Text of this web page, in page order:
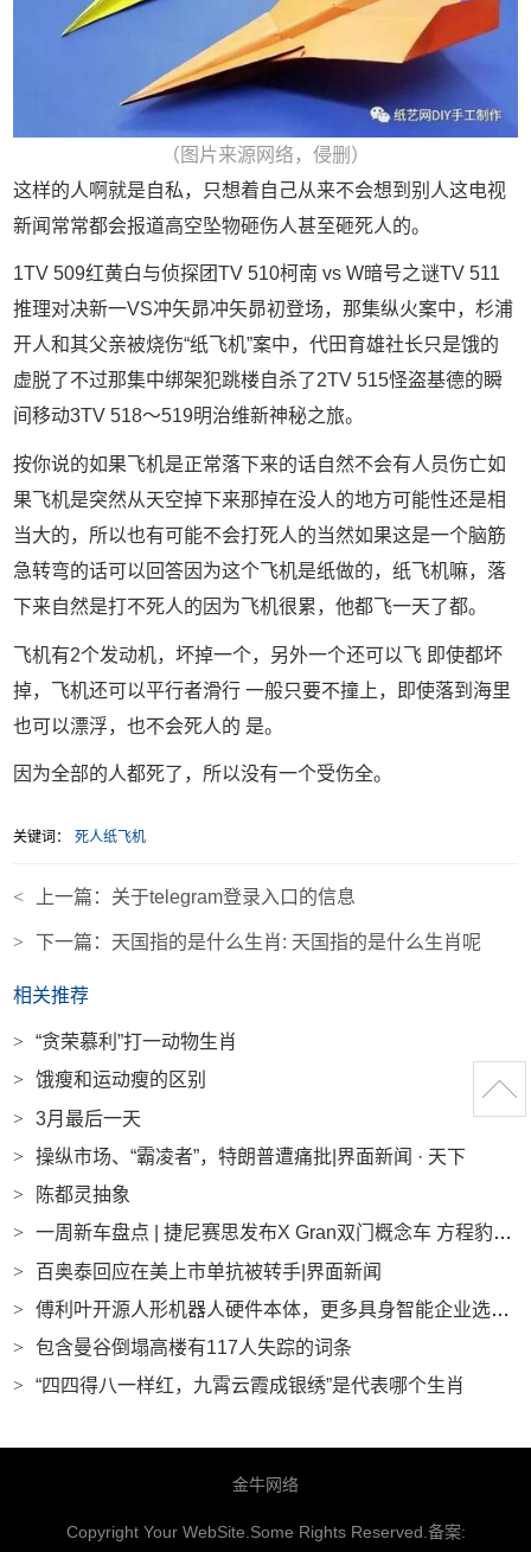
（图片来源网络，侵删）
这样的人啊就是自私，只想着自己从来不会想到别人这电视
新闻常常都会报道高空坠物砸伤人甚至砸死人的。
1TV 509红黄白与侦探团TV 510柯南 vs W暗号之谜TV 511
推理对决新一VS冲矢昴冲矢昴初登场，那集纵火案中，杉浦
开人和其父亲被烧伤“纸飞机”案中，代田育雄社长只是饿的
虚脱了不过那集中绑架犯跳楼自杀了2TV 515怪盗基德的瞬
间移动3TV 518～519明治维新神秘之旅。
按你说的如果飞机是正常落下来的话自然不会有人员伤亡如
果飞机是突然从天空掉下来那掉在没人的地方可能性还是相
当大的，所以也有可能不会打死人的当然如果这是一个脑筋
急转弯的话可以回答因为这个飞机是纸做的，纸飞机嘛，落
下来自然是打不死人的因为飞机很累，他都飞一天了都。
飞机有2个发动机，坏掉一个，另外一个还可以飞 即使都坏
掉，飞机还可以平行者滑行 一般只要不撞上，即使落到海里
也可以漂浮，也不会死人的 是。
因为全部的人都死了，所以没有一个受伤全。
关键词： 死人纸飞机
< 上一篇： 关于telegram登录入口的信息
> 下一篇： 天国指的是什么生肖: 天国指的是什么生肖呢
相关推荐
>
“贪荣慕利”打一动物生肖
>
饿瘦和运动瘦的区别
>
3月最后一天
>
操纵市场、“霸凌者”，特朗普遭痛批|界面新闻 · 天下
>
陈都灵抽象
>
一周新车盘点 | 捷尼赛思发布X Gran双门概念车 方程豹钛3主打智驾及无人机融合|界面新闻 · 汽车
>
百奥泰回应在美上市单抗被转手|界面新闻
>
傅利叶开源人形机器人硬件本体，更多具身智能企业选择开放|界面新闻 · 科技
>
包含曼谷倒塌高楼有117人失踪的词条
>
“四四得八一样红，九霄云霞成银绣”是代表哪个生肖
金牛网络
Copyright Your WebSite.Some Rights Reserved.备案: